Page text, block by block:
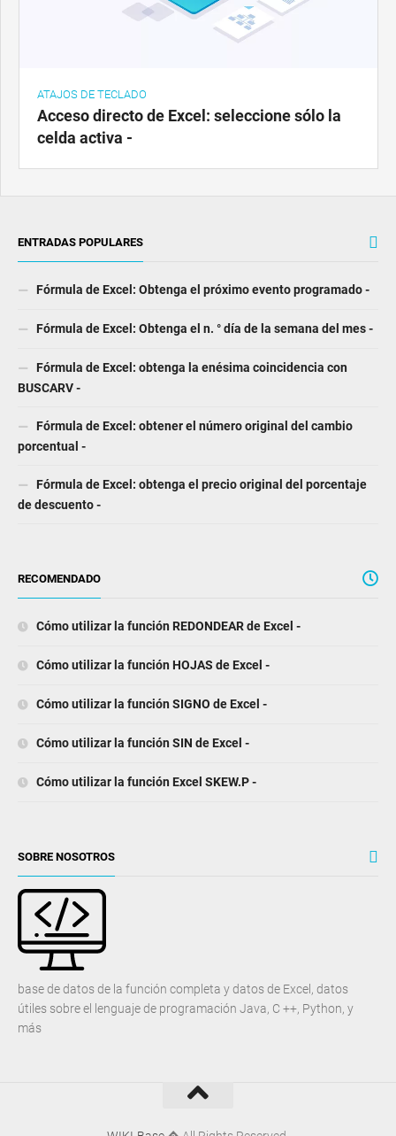
ATAJOS DE TECLADO
Acceso directo de Excel: seleccione sólo la
celda activa -
ENTRADAS POPULARES
Fórmula de Excel: Obtenga el próximo evento programado -
Fórmula de Excel: Obtenga el n. ° día de la semana del mes -
Fórmula de Excel: obtenga la enésima coincidencia con
BUSCARV -
Fórmula de Excel: obtener el número original del cambio
porcentual -
Fórmula de Excel: obtenga el precio original del porcentaje
de descuento -
RECOMENDADO
Cómo utilizar la función REDONDEAR de Excel -
Cómo utilizar la función HOJAS de Excel -
Cómo utilizar la función SIGNO de Excel -
Cómo utilizar la función SIN de Excel -
Cómo utilizar la función Excel SKEW.P -
SOBRE NOSOTROS
base de datos de la función completa y datos de Excel, datos
útiles sobre el lenguaje de programación Java, C ++, Python, y
más